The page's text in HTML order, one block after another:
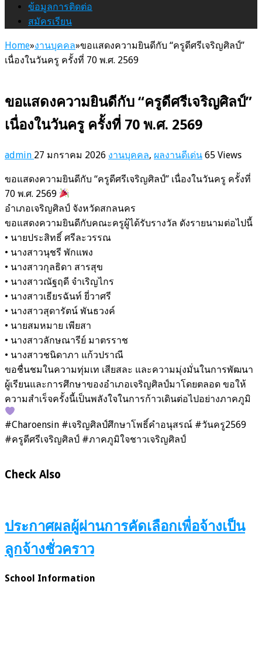
ข้อมูลการติดต่อ
สมัครเรียน
Home»งานบุคคล»ขอแสดงความยินดีกับ “ครูดีศรีเจริญศิลป์”
เนื่องในวันครู ครั้งที่ 70 พ.ศ. 2569
ขอแสดงความยินดีกับ “ครูดีศรีเจริญศิลป์”
เนื่องในวันครู ครั้งที่ 70 พ.ศ. 2569
admin 27 มกราคม 2026 งานบุคคล, ผลงานดีเด่น 65 Views
ขอแสดงความยินดีกับ “ครูดีศรีเจริญศิลป์” เนื่องในวันครู ครั้งที่
70 พ.ศ. 2569
อำเภอเจริญศิลป์ จังหวัดสกลนคร
ขอแสดงความยินดีกับคณะครูผู้ได้รับรางวัล ดังรายนามต่อไปนี้
• นายประสิทธิ์ ศรีละวรรณ
• นางสาวนุชรี พักแพง
• นางสาวกุลธิดา สารสุข
• นางสาวณัฐฤดี จำเริญไกร
• นางสาวเธียรฉันท์ ยี่วาศรี
• นางสาวสุดารัตน์ พันธวงค์
• นายสมหมาย เพียสา
• นางสาวลักษณารีย์ มาตรราช
• นางสาวชนิดาภา แก้วปราณี
ขอชื่นชมในความทุ่มเท เสียสละ และความมุ่งมั่นในการพัฒนา
ผู้เรียนและการศึกษาของอำเภอเจริญศิลป์มาโดยตลอด ขอให้
ความสำเร็จครั้งนี้เป็นพลังใจในการก้าวเดินต่อไปอย่างภาคภูมิ
#Charoensin #เจริญศิลป์ศึกษาโพธิ์คำอนุสรณ์ #วันครู2569
#ครูดีศรีเจริญศิลป์ #ภาคภูมิใจชาวเจริญศิลป์
Check Also
ประกาศผลผู้ผ่านการคัดเลือกเพื่อจ้างเป็น
ลูกจ้างชั่วคราว
School Information